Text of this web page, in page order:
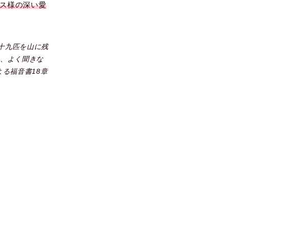
様の深い愛
九匹を山に残
よく聞きな
る福音書18章